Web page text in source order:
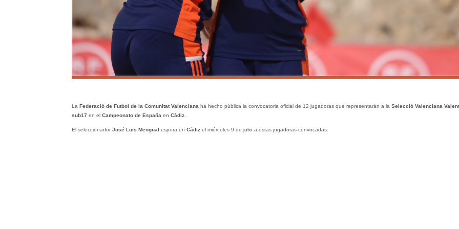
La Federació de Futbol de la Comunitat Valencianaha hecho pública la convocatoria oficial de 12 jugadoras que representarán a la Selecció Valenciana
sub17 en el Campeonato de Españaen Cádiz.
El seleccionadorJosé Luis Mengual espera en Cádizel miércoles 9 de julio a estas jugadoras convocadas: